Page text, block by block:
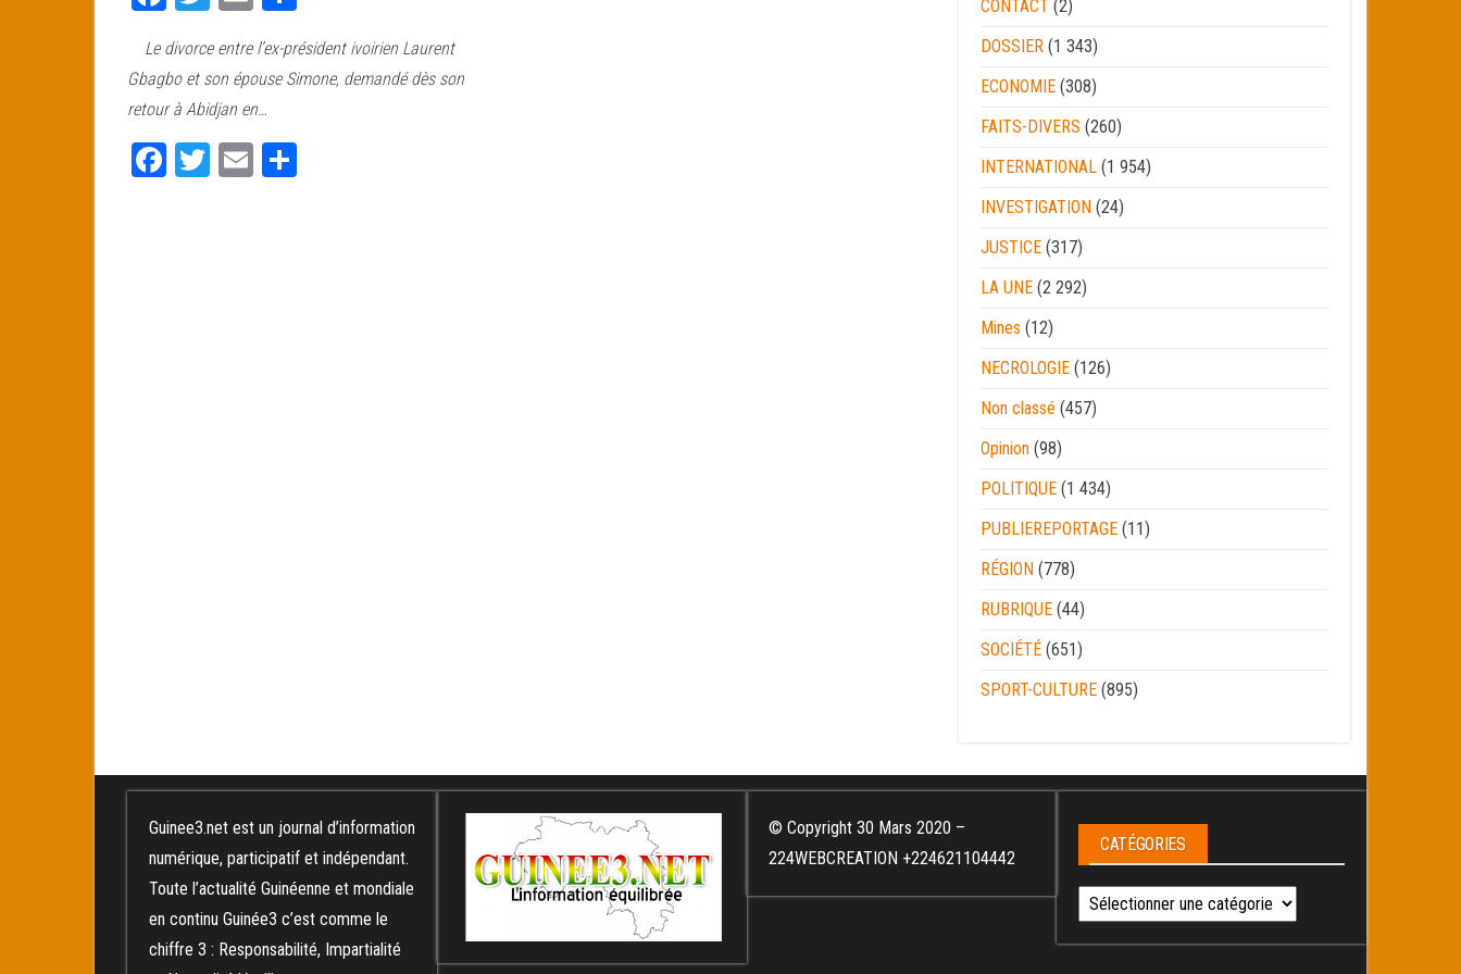
bo
ok
tt
er
ail ag
er
Le divorce entre l’ex-président ivoirien Laurent
Gbagbo et son épouse Simone, demandé dès son
retour à Abidjan en…
Fa T
E
CONTACT (2)
DOSSIER (1 343)
ECONOMIE (308)
FAITS-DIVERS (260)
INTERNATIONAL (1 954)
INVESTIGATION (24)
JUSTICE (317)
LA UNE (2 292)
Mines (12)
NECROLOGIE (126)
Non classé (457)
Opinion (98)
POLITIQUE (1 434)
PUBLIEREPORTAGE (11)
RÉGION (778)
RUBRIQUE (44)
SOCIÉTÉ (651)
SPORT-CULTURE (895)
Guinee3.net est un journal d’information
numérique, participatif et indépendant.
Toute l’actualité Guinéenne et mondiale
en continu Guinée3 c’est comme le
chiffre 3 : Responsabilité, Impartialité
© Copyright 30 Mars 2020 –
224WEBCREATION +224621104442
CATÉGORIES
Catégories